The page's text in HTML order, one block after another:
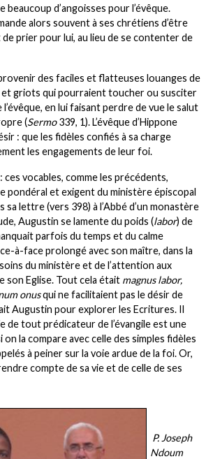
d’angoisses pour l’évêque.
alors souvent à ses chrétiens d’être
prier pour lui, au lieu de se contenter de
des faciles et flatteuses louanges de
griots qui pourraient toucher ou susciter
l’évêque, en lui faisant perdre de vue le salut
(Sermo339, 1). L’évêque d’Hippone
: que les fidèles confiés à sa charge
les engagements de leur foi.
ces vocables, comme les précédents,
pondéral et exigent du ministère épiscopal
lettre (vers 398) à l’Abbé d’un monastère
Augustin se lamente du poids (labor) de
parfois du temps et du calme
à-face prolongé avec son maître, dans la
du ministère et de l’attention aux
son Eglise. Tout cela était magnus labor,
onusqui ne facilitaient pas le désir de
Augustin pour explorer les Ecritures. Il
de tout prédicateur de l’évangile est une
on la compare avec celle des simples fidèles
à peiner sur la voie ardue de la foi. Or,
compte de sa vie et de celle de ses
P. Joseph
Ndoum